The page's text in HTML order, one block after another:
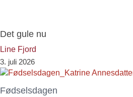
Det gule nu
Line Fjord
3. juli 2026
Fødselsdagen